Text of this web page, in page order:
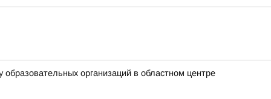
организаций в областном центре